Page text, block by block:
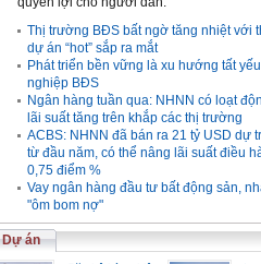
Thị trường BĐS bất ngờ tăng nhiệt với
dự án “hot” sắp ra mắt
Phát triển bền vững là xu hướng tất
nghiệp BĐS
Ngân hàng tuần qua: NHNN có loạt
lãi suất tăng trên khắp các thị trường
ACBS: NHNN đã bán ra 21 tỷ USD dự
từ đầu năm, có thể nâng lãi suất điều
0,75 điểm %
Vay ngân hàng đầu tư bất động sản,
"ôm bom nợ"
Dự án